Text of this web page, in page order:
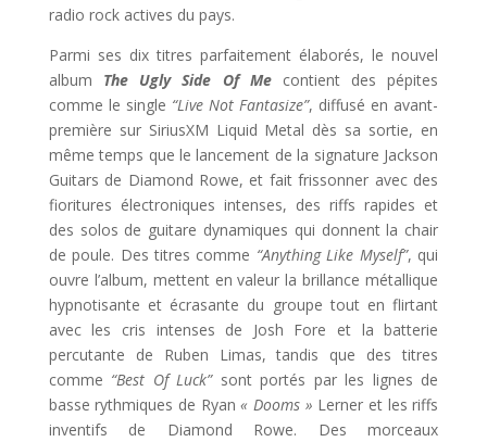
radio rock actives du pays.
Parmi ses dix titres parfaitement élaborés, le nouvel
album
The Ugly Side Of Me contient des pépites
comme le single “Live Not Fantasize”, diffusé en avant-
première sur SiriusXM Liquid Metal dès sa sortie, en
même temps que le lancement de la signature Jackson
Guitars de Diamond Rowe, et fait frissonner avec des
fioritures électroniques intenses, des riffs rapides et
des solos de guitare dynamiques qui donnent la chair
de poule. Des titres comme “Anything Like Myself”, qui
ouvre l’album, mettent en valeur la brillance métallique
hypnotisante et écrasante du groupe tout en flirtant
avec les cris intenses de Josh Fore et la batterie
percutante de Ruben Limas, tandis que des titres
comme “Best Of Luck”sont portés par les lignes de
basse rythmiques de Ryan « Dooms » Lerner et les riffs
inventifs de Diamond Rowe. Des morceaux